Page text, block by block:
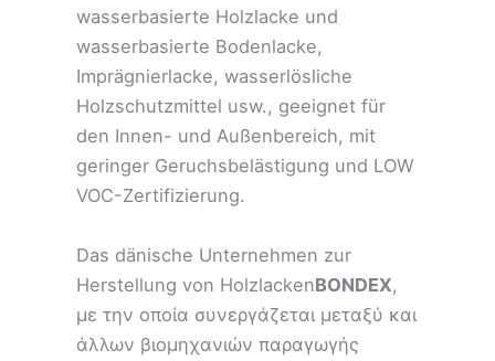
wasserbasierte Holzlacke und
wasserbasierte Bodenlacke,
Imprägnierlacke, wasserlösliche
Holzschutzmittel usw., geeignet für
den Innen- und Außenbereich, mit
geringer Geruchsbelästigung und LOW
VOC-Zertifizierung.
Das dänische Unternehmen zur
Herstellung von HolzlackenBONDEX,
με την οποία συνεργάζεται μεταξύ και
άλλων βιομηχανιών παραγωγής